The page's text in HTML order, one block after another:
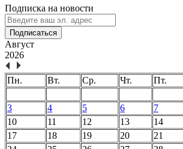
Подписка на новости
Подписаться
Август
2026
Пн. Вт. Ср. Чт. Пт.
3
4 5 6 7
10
11 12 13 14
17
18 19 20 21